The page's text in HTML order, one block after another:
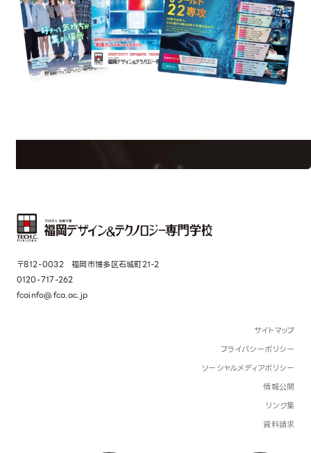
〒812-0032 福岡市博多区石城町21-2
0120-717-262
fcainfo@fca.ac.jp
サイトマップ
プライバシーポリシー
ソーシャルメディアポリシー
情報公開
リンク集
資料請求